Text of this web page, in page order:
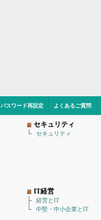
パスワード再設定 よくあるご質問
セキュリティ
セキュリティ
IT経営
経営とIT
中堅・中小企業とIT